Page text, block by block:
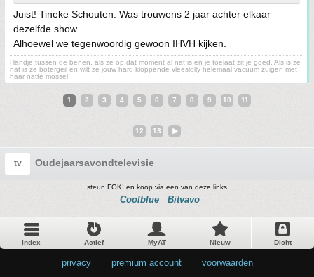
Juist! Tineke Schouten. Was trouwens 2 jaar achter elkaar
dezelfde show.
Alhoewel we tegenwoordig gewoon IHVH kijken.
Handje tussen de benen, als ze op dat moment al nat is en je toelaat zit je goed. Als is ze
nat is ze botergeil en wilt ze jouw hard kloppende vleeslolly helemaal vacuum zuigen met
haar natte mossel.
1 2 3 4 5 6 7 8 9 10 11
12 13
tv Oudejaarsavondtelevisie
steun FOK! en koop via een van deze links
Coolblue Bitvavo
Index Actief MyAT Nieuw Dicht
privacy premium account voorwaarden